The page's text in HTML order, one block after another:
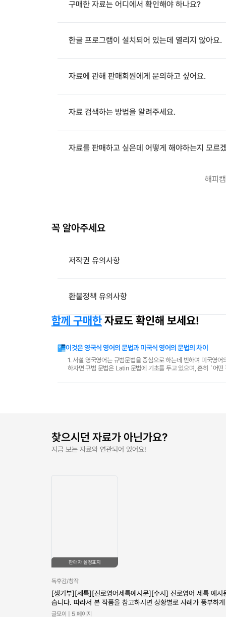
구매한 자료는 어디에서 확인해야 하나요?
한글 프로그램이 설치되어 있는데 열리지 않아요.
자료에 관해 판매회원에게 문의하고 싶어요.
자료 검색하는 방법을 알려주세요.
자료를 판매하고 싶은데 어떻게 해야하는지 모르
해피
꼭 알아주세요
저작권 유의사항
환불정책 유의사항
함께 구매한자료도 확인해 보세요!
이것은 영국식 영어의 문법과 미국식 영어의 문법의 차이
1. 서설 영국영어는 규범문법을 중심으로 하는데 반하여 미국영어의 문법은 기술문법을 중심으로 하고 있습니다. 규범문법과 기술 문법에 대해 간단히 설명
하자면 규범 문법은 Latin 문법에 기초를 두고 있으며, 흔히 `어
찾으시던 자료가 아닌가요?
지금 보는 자료와 연관되어 있어요!
판매자 설정표지
독후감/창작
[생기부][세특][진로영어세특예시문][수시] 진로영어 세특 예시
습니다. 따라서 본 작품을 참고하시면 상황별로 사례가 풍부하